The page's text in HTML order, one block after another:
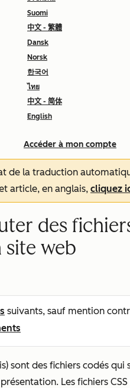
Suomi
中文 - 繁體
Dansk
Norsk
한국어
ไทย
中文 - 简体
English
Accéder à mon compte
de la traduction
article, en anglais, cliquez
des
web
suivants, sauf mention
sont des fichiers codés
Les fichiers